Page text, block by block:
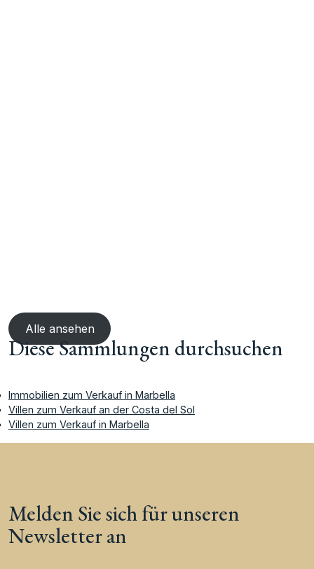
Alle ansehen
Diese Sammlungen durchsuchen
Immobilien zum Verkauf in Marbella
Villen zum Verkauf an der Costa del Sol
Villen zum Verkauf in Marbella
Melden Sie sich für unseren
Newsletter an